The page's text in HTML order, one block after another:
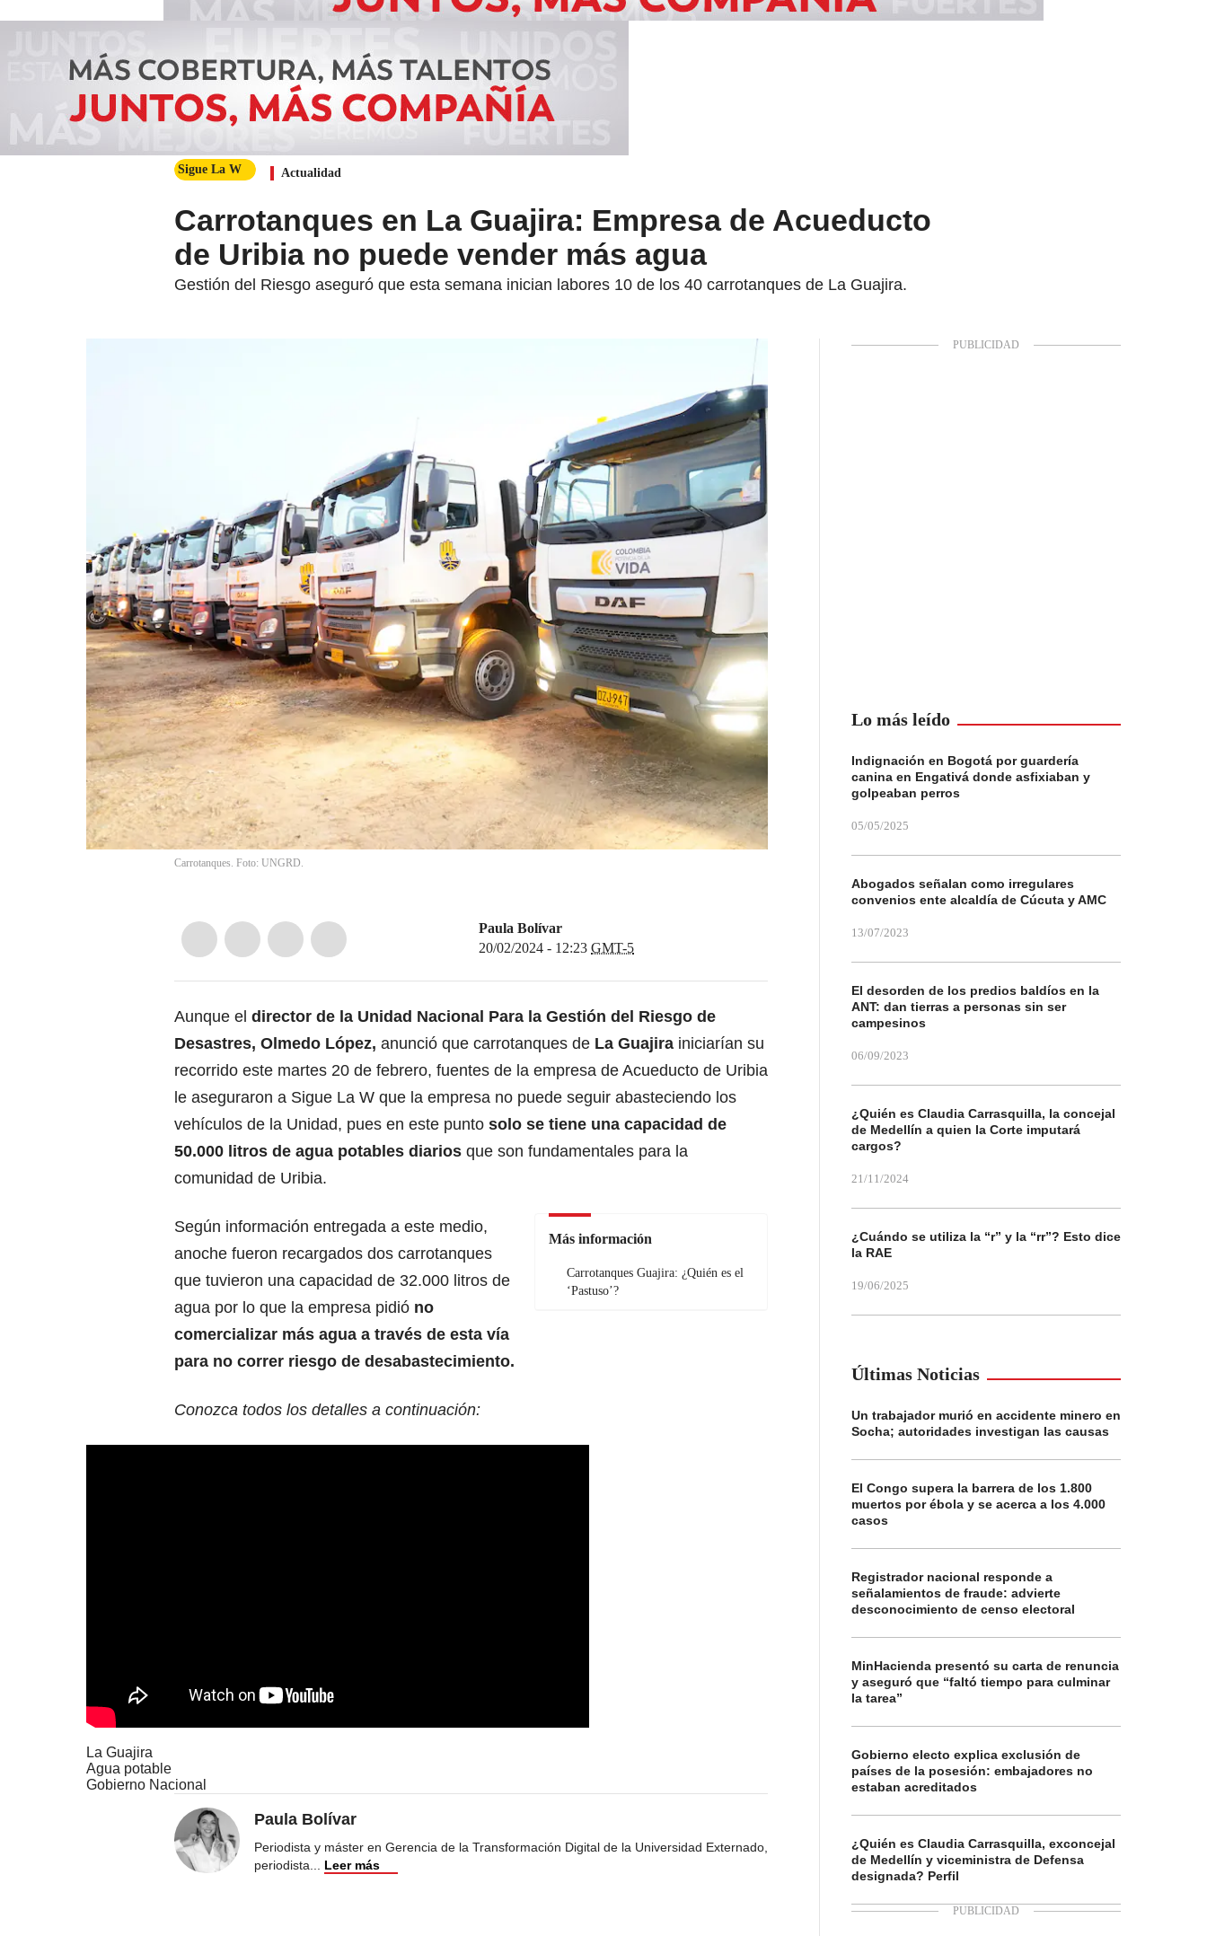
Sigue La W Actualidad
Carrotanques en La Guajira: Empresa de Acueducto
de Uribia no puede vender más agua
Gestión del Riesgo aseguró que esta semana inician labores 10 de los 40 carrotanques de La Guajira.
Carrotanques. Foto: UNGRD.
Paula Bolívar
20/02/2024 - 12:23 GMT-5
Aunque el director de la Unidad Nacional Para la Gestión del Riesgo de
Desastres, Olmedo López, anunció que carrotanques de La Guajira iniciarían su
recorrido este martes 20 de febrero, fuentes de la empresa de Acueducto de Uribia
le aseguraron a Sigue La W que la empresa no puede seguir abasteciendo los
vehículos de la Unidad, pues en este punto solo se tiene una capacidad de
50.000 litros de agua potables diarios que son fundamentales para la
comunidad de Uribia.
Más información
Carrotanques Guajira: ¿Quién es el
‘Pastuso’?
Según información entregada a este medio,
anoche fueron recargados dos carrotanques
que tuvieron una capacidad de 32.000 litros de
agua por lo que la empresa pidió no
comercializar más agua a través de esta vía
para no correr riesgo de desabastecimiento.
Conozca todos los detalles a continuación:
La Guajira
Agua potable
Gobierno Nacional
Paula Bolívar
Periodista y máster en Gerencia de la Transformación Digital de la Universidad Externado,
periodista... Leer más
Lo más leído
Indignación en Bogotá por guardería
canina en Engativá donde asfixiaban y
golpeaban perros
05/05/2025
Abogados señalan como irregulares
convenios ente alcaldía de Cúcuta y AMC
13/07/2023
El desorden de los predios baldíos en la
ANT: dan tierras a personas sin ser
campesinos
06/09/2023
¿Quién es Claudia Carrasquilla, la concejal
de Medellín a quien la Corte imputará
cargos?
21/11/2024
¿Cuándo se utiliza la “r” y la “rr”? Esto dice
la RAE
19/06/2025
Últimas Noticias
Un trabajador murió en accidente minero en
Socha; autoridades investigan las causas
El Congo supera la barrera de los 1.800
muertos por ébola y se acerca a los 4.000
casos
Registrador nacional responde a
señalamientos de fraude: advierte
desconocimiento de censo electoral
MinHacienda presentó su carta de renuncia
y aseguró que “faltó tiempo para culminar
la tarea”
Gobierno electo explica exclusión de
países de la posesión: embajadores no
estaban acreditados
¿Quién es Claudia Carrasquilla, exconcejal
de Medellín y viceministra de Defensa
designada? Perfil